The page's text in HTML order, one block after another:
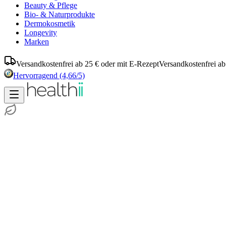
Beauty & Pflege
Bio- & Naturprodukte
Dermokosmetik
Longevity
Marken
Versandkostenfrei ab 25 € oder mit E-RezeptVersandkostenfrei
Hervorragend (4,66/5)